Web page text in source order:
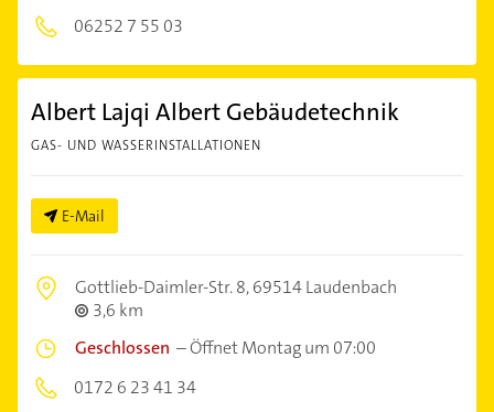
06252 7 55 03
Albert Lajqi Albert Gebäudetechnik
GAS- UND WASSERINSTALLATIONEN
E-Mail
Gottlieb-Daimler-Str. 8,69514 Laudenbach
3,6 km
Geschlossen –Öffnet Montag um 07:00
0172 6 23 41 34